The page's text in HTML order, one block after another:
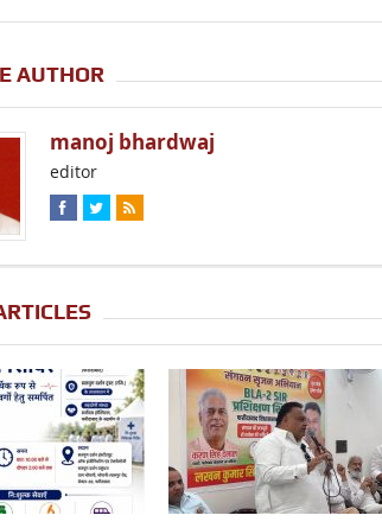
AUTHOR
manoj bhardwaj
editor